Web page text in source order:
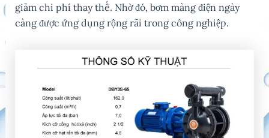
giảm chi phí thay thế. Nhờ đó, bơm màng điện ngày
càng được ứng dụng rộng rãi trong công nghiệp.